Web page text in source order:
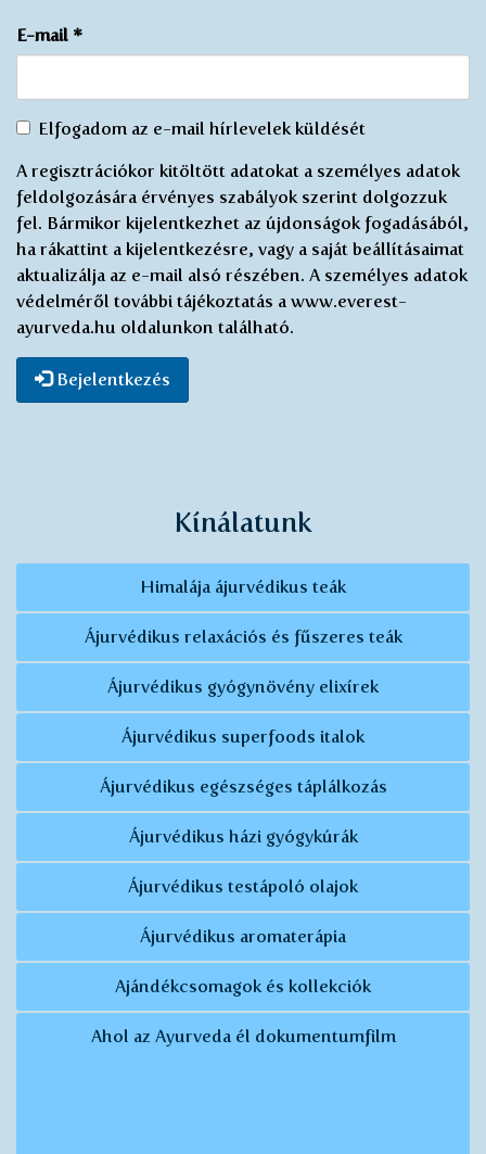
E-mail *
Egyetértek
elektronikus
újság
küldésével
*
Elfogadom az e-mail hírlevelek küldését
A regisztrációkor kitöltött adatokat a személyes adatok
feldolgozására érvényes szabályok szerint dolgozzuk
fel. Bármikor kijelentkezhet az újdonságok fogadásából,
ha rákattint a kijelentkezésre, vagy a saját beállításaimat
aktualizálja az e-mail alsó részében. A személyes adatok
védelméről további tájékoztatás a www.everest-
ayurveda.hu oldalunkon található.
Bejelentkezés
Kínálatunk
Himalája ájurvédikus teák
Ájurvédikus relaxációs és fűszeres teák
Ájurvédikus gyógynövény elixírek
Ájurvédikus superfoods italok
Ájurvédikus egészséges táplálkozás
Ájurvédikus házi gyógykúrák
Ájurvédikus testápoló olajok
Ájurvédikus aromaterápia
Ajándékcsomagok és kollekciók
Ahol az Ayurveda él dokumentumfilm